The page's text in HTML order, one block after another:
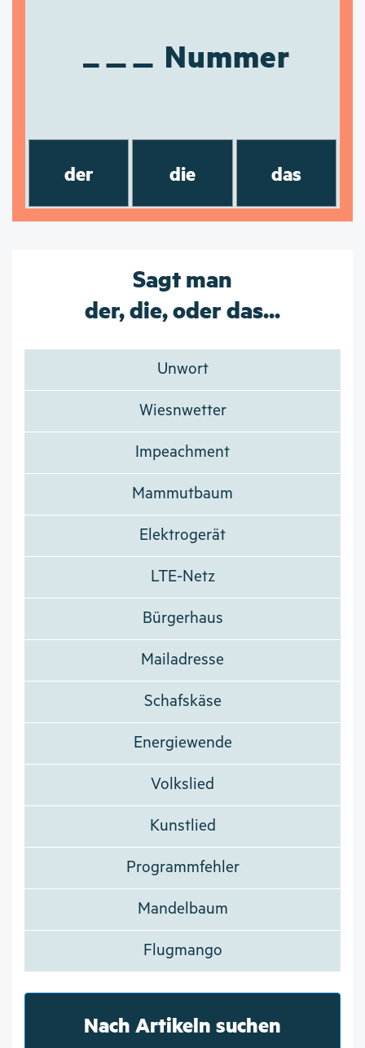
Nummer
der die das
Sagt man
der, die, oder das...
Unwort
Wiesnwetter
Impeachment
Mammutbaum
Elektrogerät
LTE-Netz
Bürgerhaus
Mailadresse
Schafskäse
Energiewende
Volkslied
Kunstlied
Programmfehler
Mandelbaum
Flugmango
Nach Artikeln suchen